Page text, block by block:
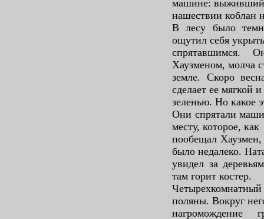
машине:
нашествии коблан
В лесу было
ощутил себя
спрятавшимся.
Хаузменом, молча
земле. Скоро
сделает ее мягкой
зеленью. Но какое
Они спрятали
месту, которое, как
пообещал
было недалеко.
увидел за
там горит костер.
поляны. Вокруг